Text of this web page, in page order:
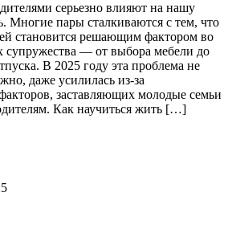
серьезно влияют на нашу
Многие пары сталкиваются с тем, что
становится решающим фактором во
супружества — от выбора мебели до
В 2025 году эта проблема не
даже усилилась из-за
заставляющих молодые семьи
Как научиться жить […]